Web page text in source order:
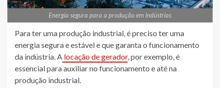
Energia segura para a produção em indústrias
Para ter uma produção industrial, é preciso ter uma
energia segura e estável e que garanta o funcionamento
da indústria. A locação de gerador, por exemplo, é
essencial para auxiliar no funcionamento e até na
produção industrial.